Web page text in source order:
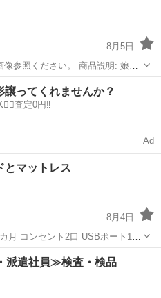
8月5日
。 四隅の飾りのひとつのトップ
参照 その他使用に伴うキズ、サ
ッド
譲ってくれませんか？
査定0円‼️
Ad
とマットレス
8月4日
月 コンセント2口 USBポート1口
いします。 マットはカバーをか
ました。綺麗ですが少し毛羽立
ッド
派遣社員≫検査・検品